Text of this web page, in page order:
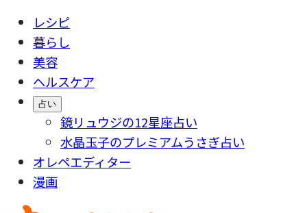
レシピ
暮らし
美容
ヘルスケア
占い
鏡リュウジの12星座占い
水晶玉子のプレミアムうさぎ占い
オレペエディター
漫画